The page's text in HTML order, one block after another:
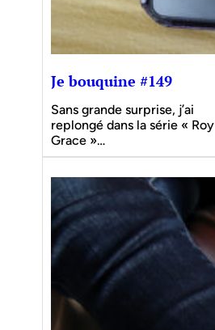
Je bouquine #149
Sans grande surprise, j’ai
replongé dans la série « Roy
Grace »…